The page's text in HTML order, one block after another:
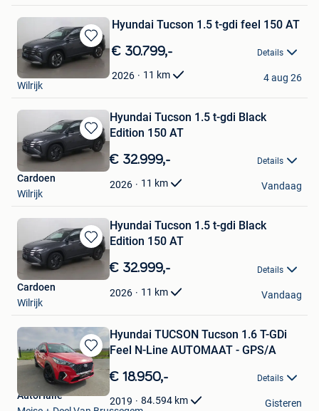
Bewaren
in
Hyundai Tucson 1.5 t-gdi feel 150 AT
€ 30.799,- Details
2026 11 km
Cardoen
Wilrijk
4 aug 26
Bewaren
in
Favorieten
Hyundai Tucson 1.5 t-gdi Black
Edition 150 AT
€ 32.999,- Details
2026 11 km
Cardoen
Wilrijk
Vandaag
Bewaren
in
Favorieten
Hyundai Tucson 1.5 t-gdi Black
Edition 150 AT
€ 32.999,- Details
2026 11 km
Cardoen
Wilrijk
Vandaag
Bewaren
in
Mijn
Favorieten
Hyundai TUCSON Tucson 1.6 T-GDi
Feel N-Line AUTOMAAT - GPS/A
€ 18.950,- Details
2019 84.594 km
AutoHalle
Gisteren